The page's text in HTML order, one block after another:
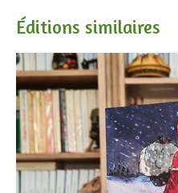
Éditions similaires